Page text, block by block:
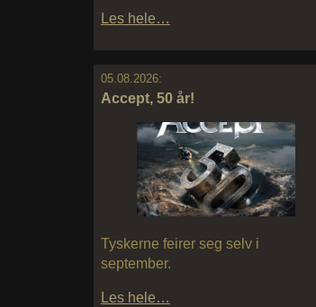
Les hele…
05.08.2026:
Accept, 50 år!
Tyskerne feirer seg selv i
september.
Les hele…